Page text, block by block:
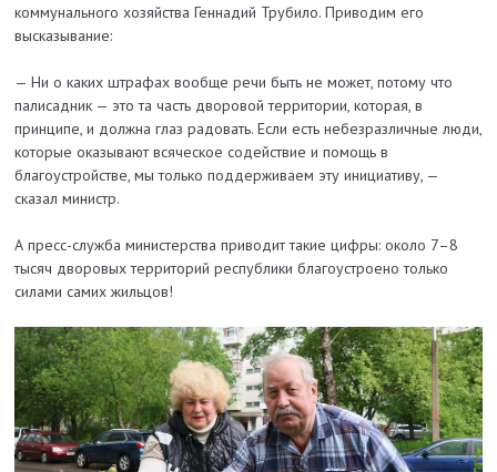
коммунального хозяйства Геннадий Трубило. Приводим его
высказывание:
— Ни о каких штрафах вообще речи быть не может, потому что
палисадник — это та часть дворовой территории, которая, в
принципе, и должна глаз радовать. Если есть небезразличные люди,
которые оказывают всяческое содействие и помощь в
благоустройстве, мы только поддерживаем эту инициативу, —
сказал министр.
А пресс-служба министерства приводит такие цифры: около 7–8
тысяч дворовых территорий республики благоустроено только
силами самих жильцов!